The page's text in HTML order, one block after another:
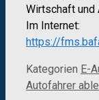
Wirtschaft und
Im Internet:
https://
Kategorien E-
Autofahrer